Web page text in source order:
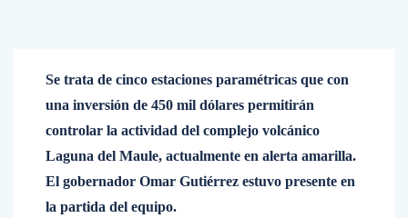
Se trata de cinco estaciones paramétricas que con
una inversión de 450 mil dólares permitirán
controlar la actividad del complejo volcánico
Laguna del Maule, actualmente en alerta amarilla.
El gobernador Omar Gutiérrez estuvo presente en
la partida del equipo.